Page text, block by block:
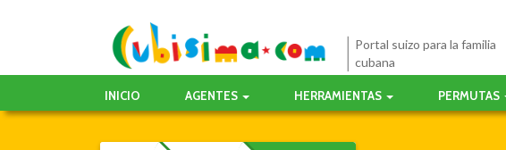
Portal suizo para la familia
cubana
INICIO AGENTES HERRAMIENTAS PERMUTAS